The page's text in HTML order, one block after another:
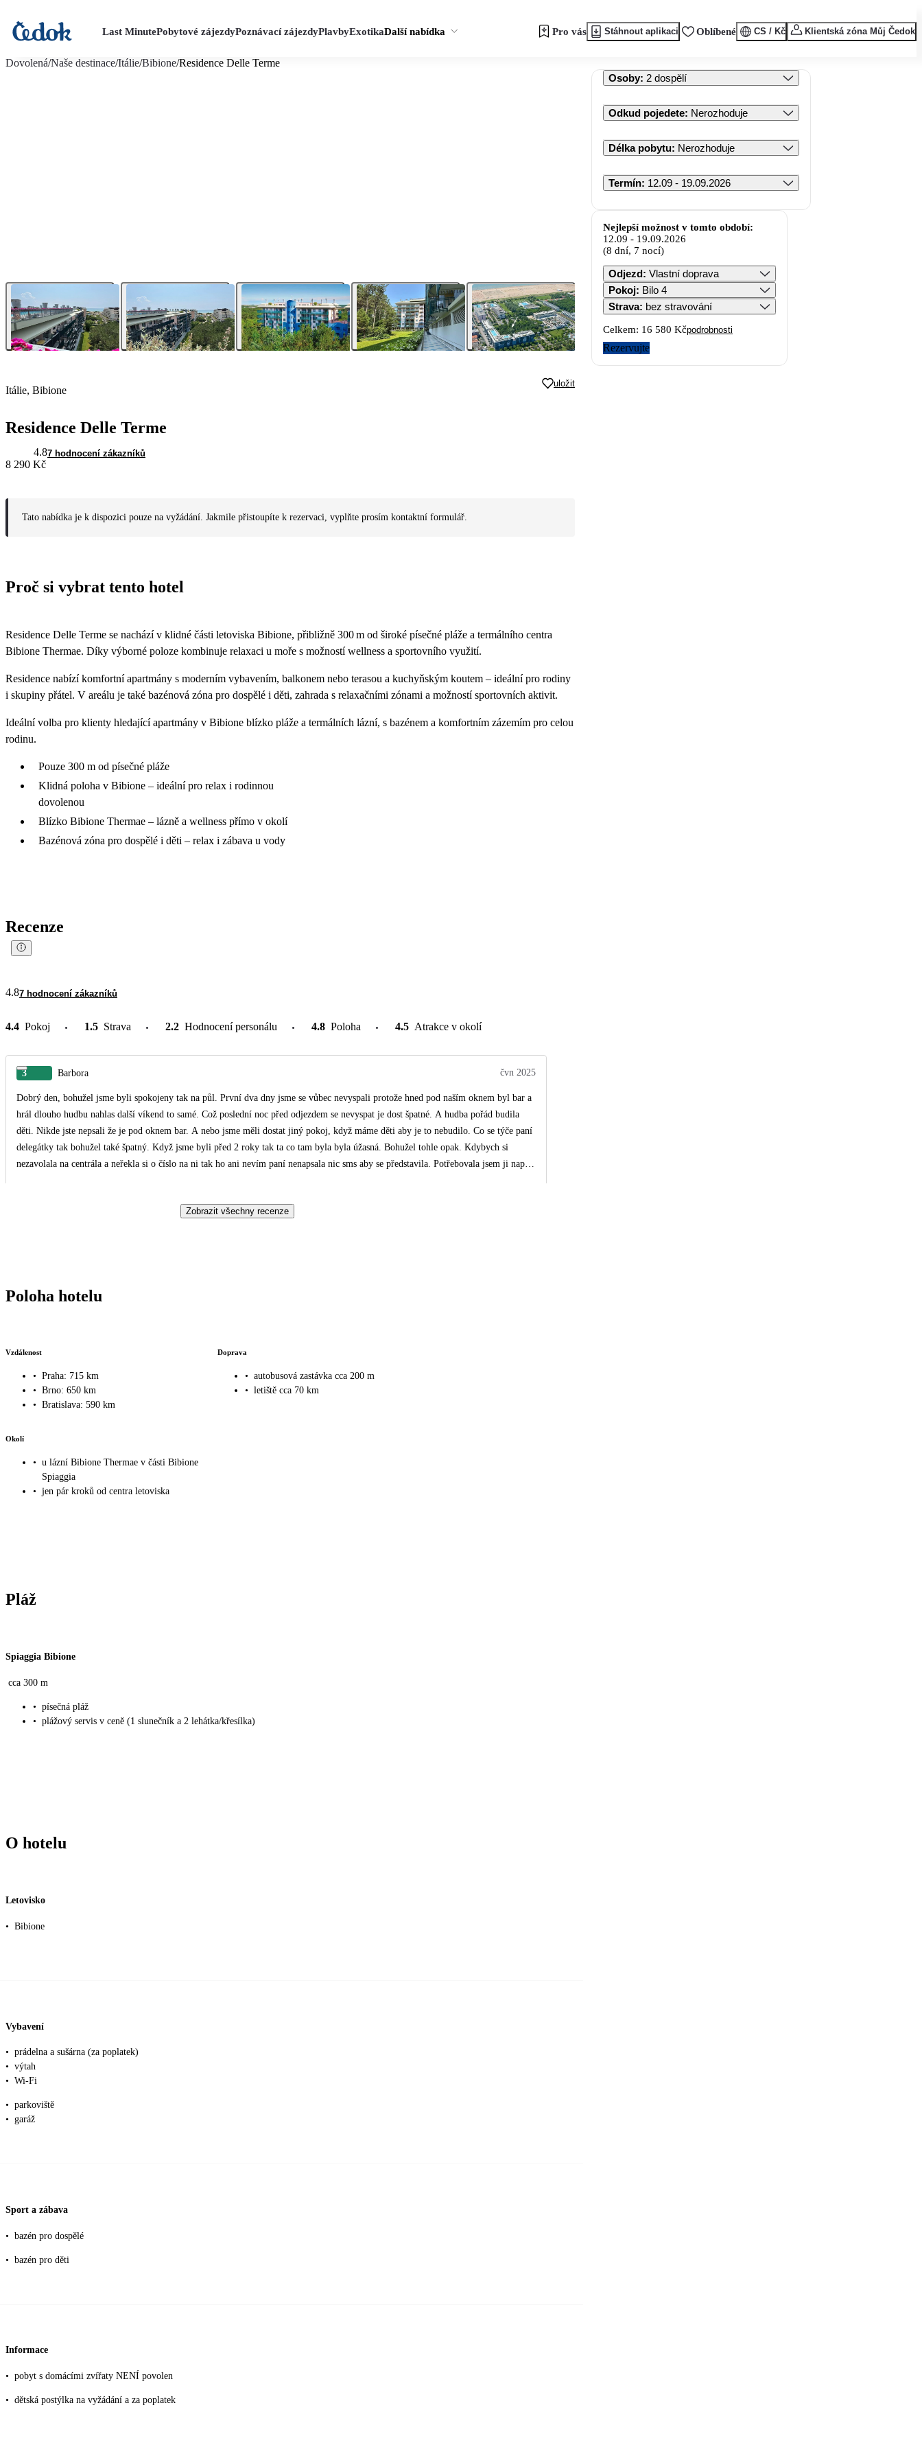
Last MinutePobytové zájezdyPoznávací zájezdyPlavbyExotikaDalší nabídka Pro vás Stáhnout aplikaci Oblíbené CS / Kč Klientská zóna Můj Čedok
Dovolená/Naše destinace/Itálie/Bibione/Residence Delle Terme
Itálie, Bibione
uložit
Residence Delle Terme
4.87 hodnocení zákazníků
8 290 Kč
Tato nabídka je k dispozici pouze na vyžádání. Jakmile přistoupíte k rezervaci, vyplňte prosím kontaktní formulář.
Proč si vybrat tento hotel
Residence Delle Terme se nachází v klidné části letoviska Bibione, přibližně 300 m od široké písečné pláže a termálního centra
Bibione Thermae. Díky výborné poloze kombinuje relaxaci u moře s možností wellness a sportovního využití.
Residence nabízí komfortní apartmány s moderním vybavením, balkonem nebo terasou a kuchyňským koutem – ideální pro rodiny
i skupiny přátel. V areálu je také bazénová zóna pro dospělé i děti, zahrada s relaxačními zónami a možností sportovních aktivit.
Ideální volba pro klienty hledající apartmány v Bibione blízko pláže a termálních lázní, s bazénem a komfortním zázemím pro celou
rodinu.
Pouze 300 m od písečné pláže
Klidná poloha v Bibione – ideální pro relax i rodinnou
dovolenou
Blízko Bibione Thermae – lázně a wellness přímo v okolí
Bazénová zóna pro dospělé i děti – relax i zábava u vody
Recenze
4.87 hodnocení zákazníků
4.4 Pokoj 1.5 Strava 2.2 Hodnocení personálu 4.8 Poloha 4.5 Atrakce v okolí
3 Barbora čvn 2025
Dobrý den, bohužel jsme byli spokojeny tak na půl. První dva dny jsme se vůbec nevyspali protože hned pod naším oknem byl bar a
hrál dlouho hudbu nahlas další víkend to samé. Což poslední noc před odjezdem se nevyspat je dost špatné. A hudba pořád budila
děti. Nikde jste nepsali že je pod oknem bar. A nebo jsme měli dostat jiný pokoj, když máme děti aby je to nebudilo. Co se týče paní
delegátky tak bohužel také špatný. Když jsme byli před 2 roky tak ta co tam byla byla úžasná. Bohužel tohle opak. Kdybych si
nezavolala na centrála a neřekla si o číslo na ni tak ho ani nevím paní nenapsala nic sms aby se představila. Potřebovala jsem ji napsat
Zobrazit všechny recenze
Poloha hotelu
Vzdálenost
• Praha: 715 km
• Brno: 650 km
• Bratislava: 590 km
Doprava
• autobusová zastávka cca 200 m
• letiště cca 70 km
Okolí
• u lázní Bibione Thermae v části Bibione
Spiaggia
• jen pár kroků od centra letoviska
Pláž
Spiaggia Bibione
cca 300 m
• písečná pláž
• plážový servis v ceně (1 slunečník a 2 lehátka/křesílka)
O hotelu
Letovisko
• Bibione
Vybavení
• prádelna a sušárna (za poplatek)
• výtah
• Wi-Fi
• parkoviště
• garáž
Sport a zábava
• bazén pro dospělé
• bazén pro děti
Informace
• pobyt s domácími zvířaty NENÍ povolen
• dětská postýlka na vyžádání a za poplatek
Osoby: 2 dospělí
Odkud pojedete: Nerozhoduje
Délka pobytu: Nerozhoduje
Termín: 12.09 - 19.09.2026
Nejlepší možnost v tomto období:
12.09 - 19.09.2026
(8 dní, 7 nocí)
Odjezd: Vlastní doprava
Pokoj: Bilo 4
Strava: bez stravování
Celkem: 16 580 Kčpodrobnosti
Rezervujte